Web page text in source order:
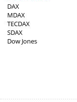
DAX
MDAX
TECDAX
SDAX
Dow Jones